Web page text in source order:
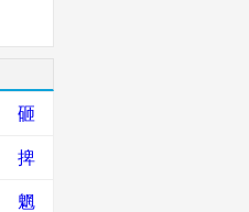
砸
捭
魍